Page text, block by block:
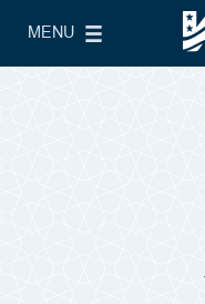
MENU
Main Menu